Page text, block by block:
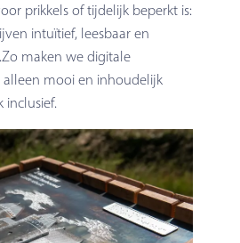
prikkels of tijdelijk beperkt is:
intuïtief, leesbaar en
maken we digitale
mooi en inhoudelijk
inclusief.